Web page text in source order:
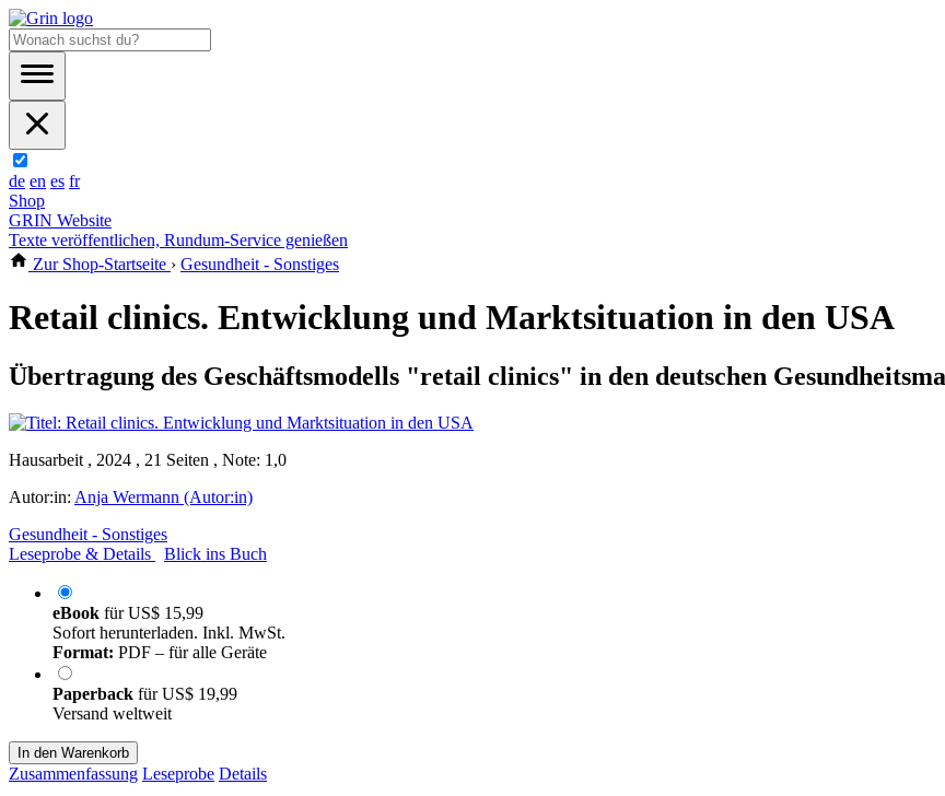
de en es fr
Shop
GRIN Website
Texte veröffentlichen, Rundum-Service genießen
Zur Shop-Startseite › Gesundheit - Sonstiges
Retail clinics. Entwicklung und Marktsituation in den USA
Übertragung des Geschäftsmodells "retail clinics" in den deutschen
Hausarbeit , 2024 , 21 Seiten , Note: 1,0
Autor:in: Anja Wermann (Autor:in)
Gesundheit - Sonstiges
Leseprobe & Details
Blick ins Buch
eBook fürUS$ 15,99
Sofort herunterladen. Inkl. MwSt.
Format: PDF – für alle Geräte
Paperback fürUS$ 19,99
Versand weltweit
In den Warenkorb
Zusammenfassung Leseprobe Details